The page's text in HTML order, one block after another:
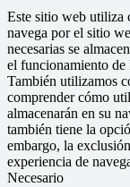
Este sitio web utiliza
navega por el sitio
necesarias se
el funcionamiento de
También utilizamos
comprender cómo
almacenarán en su
también tiene la
embargo, la
experiencia de
Necesario